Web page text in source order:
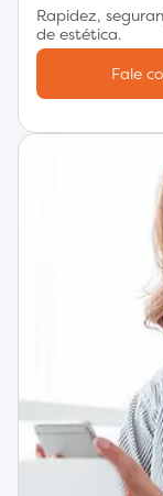
Rapidez,
de estética.
Fale